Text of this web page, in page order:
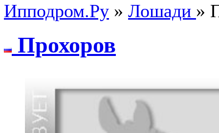
Ипподром.Ру » Лошади »
Прохоров